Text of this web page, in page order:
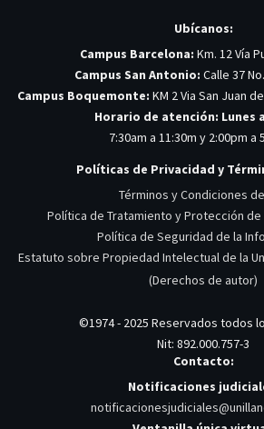
Ubícanos:
Campus Barcelona: Km. 12 Vía
Campus San Antonio: Calle 37
Campus Boquemonte: KM 2 Via San Juan
Horario de atención: Lunes
7:30am a 11:30m y 2:00pm a
Políticas de Privacidad y
Términos y Condiciones
Política de Tratamiento y Protección
Política de Seguridad de la
Estatuto sobre Propiedad Intelectual de la
(Derechos de autor)
©1974 - 2025 Reservados todos
Nit: 892.000.757-3
Contacto:
Notificaciones